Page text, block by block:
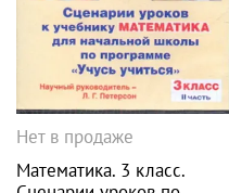
Нет в продаже
Математика. 3 класс.